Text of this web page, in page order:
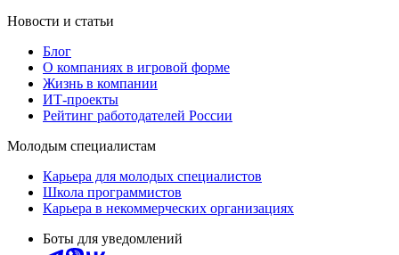
Новости и статьи
Блог
О компаниях в игровой форме
Жизнь в компании
ИТ-проекты
Рейтинг работодателей России
Молодым специалистам
Карьера для молодых специалистов
Школа программистов
Карьера в некоммерческих организациях
Боты для уведомлений